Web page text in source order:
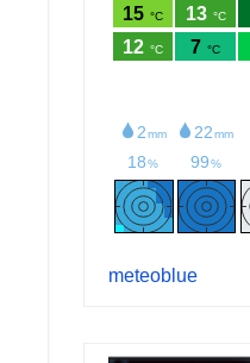
meteoblue